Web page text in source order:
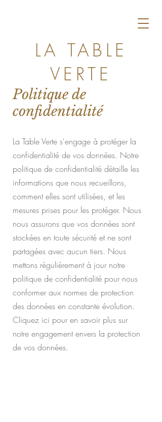
LA TABLE
VERTE
Politique de
confidentialité
La Table Verte s'engage à protéger la
confidentialité de vos données. Notre
politique de confidentialité détaille les
informations que nous recueillons,
comment elles sont utilisées, et les
mesures prises pour les protéger. Nous
nous assurons que vos données sont
stockées en toute sécurité et ne sont
partagées avec aucun tiers. Nous
mettons régulièrement à jour notre
politique de confidentialité pour nous
conformer aux normes de protection
des données en constante évolution.
Cliquez ici pour en savoir plus sur
notre engagement envers la protection
de vos données.